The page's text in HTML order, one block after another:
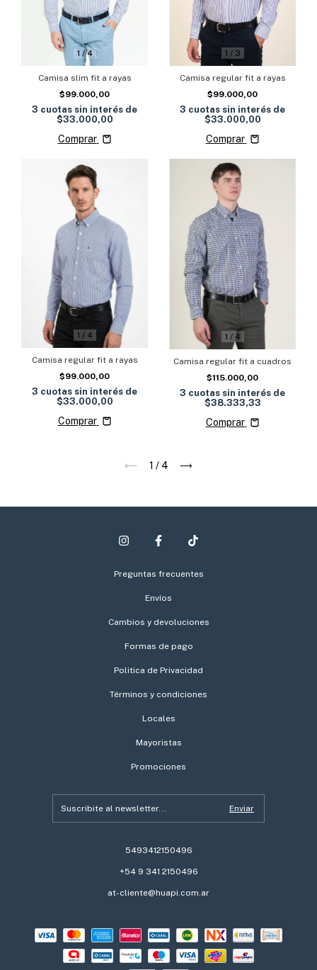
1 /4
Camisa slim fit a rayas
$99.000,00
3 cuotas sin interés de
$33.000,00
Comprar
1 / 3
Camisa regular fit a rayas
$99.000,00
3 cuotas sin interés de
$33.000,00
Comprar
1 / 4
Camisa regular fit a rayas
$99.000,00
3 cuotas sin interés de
$33.000,00
Comprar
1 / 4
Camisa regular fit a cuadros
$115.000,00
3 cuotas sin interés de
$38.333,33
Comprar
1 / 4
Preguntas frecuentes
Envíos
Cambios y devoluciones
Formas de pago
Politica de Privacidad
Términos y condiciones
Locales
Mayoristas
Promociones
5493412150496
+54 9 341 2150496
at-cliente@huapi.com.ar